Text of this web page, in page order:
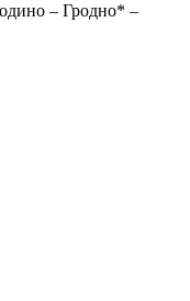
– Гродно* –